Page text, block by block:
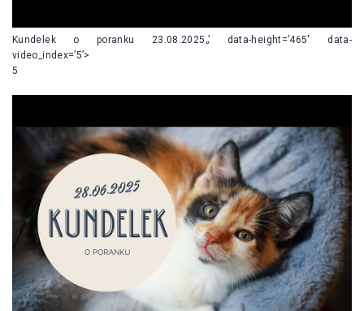
Kundelek o poranku 23.08.2025„’ data-height=’465′ data-
video_index=’5’>
5